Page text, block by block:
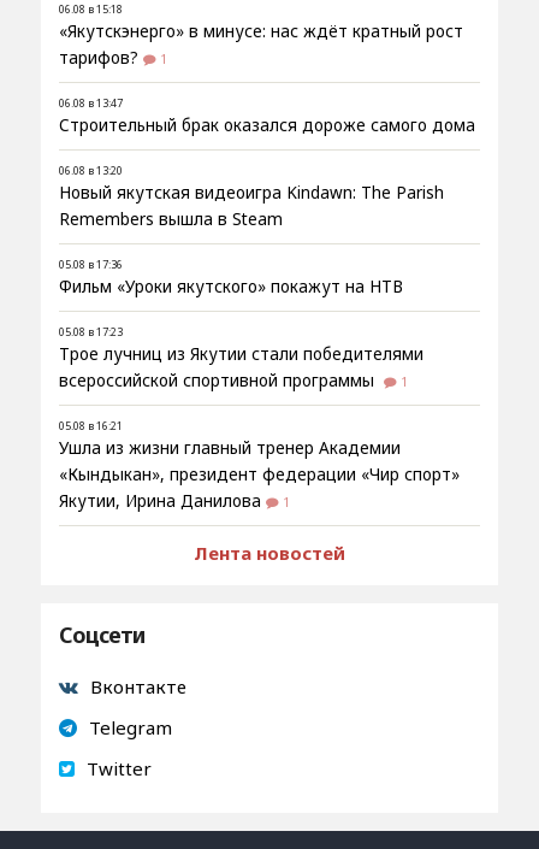
06.08 в 15:18
«Якутскэнерго» в минусе: нас ждёт кратный рост
тарифов?
1
06.08 в 13:47
Строительный брак оказался дороже самого дома
06.08 в 13:20
Новый якутская видеоигра Kindawn: The Parish
Remembers вышла в Steam
05.08 в 17:36
Фильм «Уроки якутского» покажут на НТВ
05.08 в 17:23
Трое лучниц из Якутии стали победителями
всероссийской спортивной программы
1
05.08 в 16:21
Ушла из жизни главный тренер Академии
«Кындыкан», президент федерации «Чир спорт»
Якутии, Ирина Данилова
1
Лента новостей
Соцсети
Вконтакте
Telegram
Twitter